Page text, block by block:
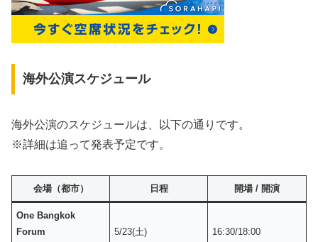
海外公演スケジュール
海外公演のスケジュールは、以下の通りです。
※詳細は追って発表予定です。
会場（都市） 日程 開場 / 開演
One Bangkok
Forum
5/23(土) 16:30/18:00